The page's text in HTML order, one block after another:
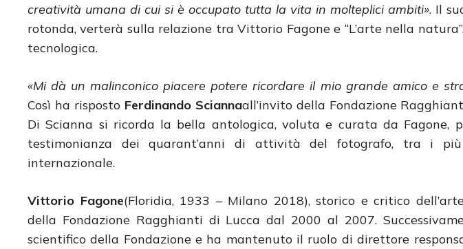
creatività umana di cui si è occupato tutta la vita in molteplici ambiti». Il
rotonda, verterà sulla relazione tra Vittorio Fagone e “L’arte nella
tecnologica.
«Mi dà un malinconico piacere potere ricordare il mio grande amico e
Così ha risposto Ferdinando Sciannaall’invito della Fondazione
Di Scianna si ricorda la bella antologica, voluta e curata da Fagone,
testimonianza dei quarant’anni di attività del fotografo, tra i
internazionale.
Vittorio Fagone(Floridia, 1933 – Milano 2018), storico e critico
della Fondazione Ragghianti di Lucca dal 2000 al 2007.
scientifico della Fondazione e ha mantenuto il ruolo di direttore